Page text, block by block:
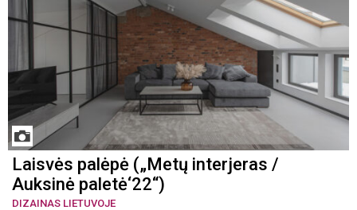
Laisvės palėpė („Metų interjeras /
Auksinė paletė‘22“)
DIZAINAS LIETUVOJE